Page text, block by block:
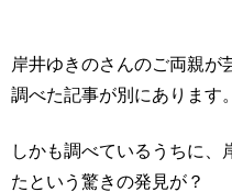
岸井ゆきのさんのご両親が
調べた記事が別にあります。
しかも調べているうちに、
たという驚きの発見が？